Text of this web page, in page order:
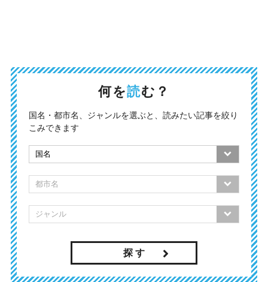
何を読む？
国名・都市名、ジャンルを選ぶと、読みたい記事を絞り
こみできます
探 す